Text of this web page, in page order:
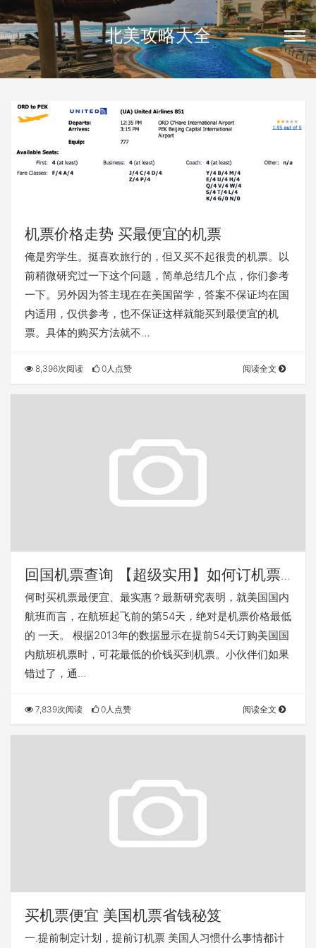
北美攻略大全
机票价格走势 买最便宜的机票
俺是穷学生。挺喜欢旅行的，但又买不起很贵的机票。以
前稍微研究过一下这个问题，简单总结几个点，你们参考
一下。另外因为答主现在在美国留学，答案不保证均在国
内适用，仅供参考，也不保证这样就能买到最便宜的机
票。具体的购买方法就不…
8,396次阅读 0人点赞 阅读全文
回国机票查询 【超级实用】如何订机票
最便宜？
何时买机票最便宜、最实惠？最新研究表明，就美国国内
航班而言，在航班起飞前的第54天，绝对是机票价格最低
的 一天。 根据2013年的数据显示在提前54天订购美国国
内航班机票时，可花最低的价钱买到机票。小伙伴们如果
错过了，通…
7,839次阅读 0人点赞 阅读全文
买机票便宜 美国机票省钱秘笈
一.提前制定计划，提前订机票 美国人习惯什么事情都计